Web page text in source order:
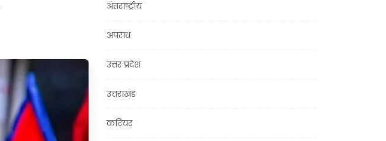
अंतराष्ट्रीय
अपराध
उत्तर प्रदेश
उत्तराखंड
करियर